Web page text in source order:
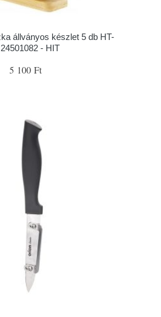
állványos készlet 5 db HT-
24501082 - HIT
5 100 Ft